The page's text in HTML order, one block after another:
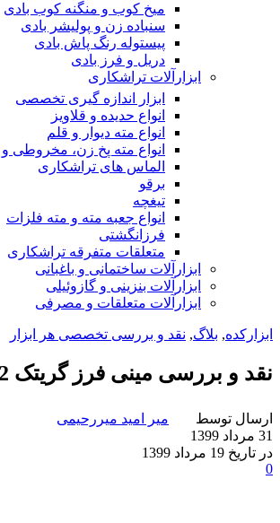
میخ کوب و منگنه کوب بادی
سنباده زن و پولیشر بادی
پیستوله رنگ پاش بادی
دریل و فرز بادی
ابزارآلات تراشکاری
ابزار اندازه گیری تخصصی
انواع حدیده و قلاویز
انواع مته دیوار و قلم
انواع مته پخ زن، مخروطی
الماس های تراشکاری
برقو
تیغچه
انواع جعبه مته و مته فلزات
فرزانگشتی
متعلقات متفرقه تراشکاری
ابزارآلات ساختمانی و باغبانی
ابزارآلات بنزینی و گازوئیلی
ابزارآلات متعلقات و مصرفی
ابزارکده, بلاگ, نقد و بررسی تخصصی هر ابزار
نقد و بررسی مینی فرز گریتک GTAG11002
ارسال توسط
میر امید میررحیمی
31 مرداد 1399
در تاریخ 19 مرداد 1399
0